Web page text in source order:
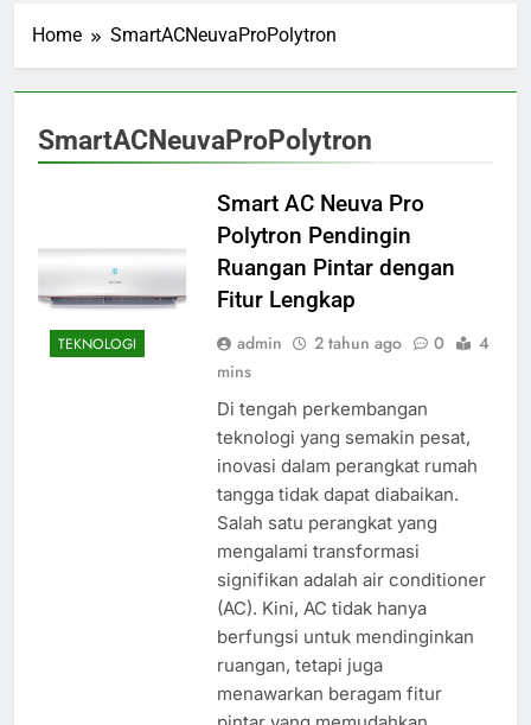
Home SmartACNeuvaProPolytron
SmartACNeuvaProPolytron
TEKNOLOGI
Smart AC Neuva Pro
Polytron Pendingin
Ruangan Pintar dengan
Fitur Lengkap
admin 2 tahun ago 0
4
mins
Di tengah perkembangan
teknologi yang semakin pesat,
inovasi dalam perangkat rumah
tangga tidak dapat diabaikan.
Salah satu perangkat yang
mengalami transformasi
signifikan adalah air conditioner
(AC). Kini, AC tidak hanya
berfungsi untuk mendinginkan
ruangan, tetapi juga
menawarkan beragam fitur